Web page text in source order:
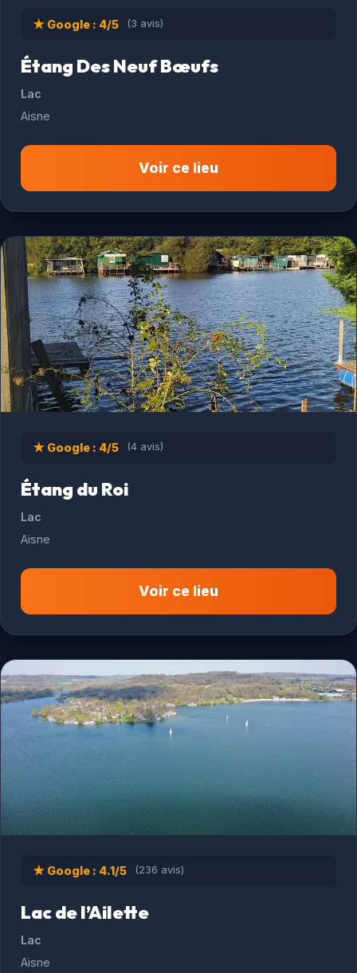
★ Google : 4/5 (3 avis)
Étang Des Neuf Bœufs
Lac
Aisne
Voir ce lieu
★ Google : 4/5 (4 avis)
Étang du Roi
Lac
Aisne
Voir ce lieu
★ Google : 4.1/5 (236 avis)
Lac de l’Ailette
Lac
Aisne